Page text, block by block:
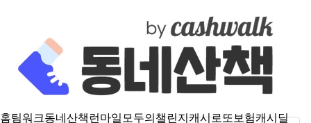
홈팀워크동네산책런마일모두의챌린지캐시로또보험캐시딜